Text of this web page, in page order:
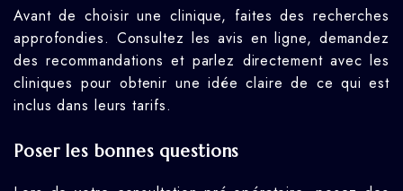
Avant de choisir une clinique, faites des recherches
approfondies. Consultez les avis en ligne, demandez
des recommandations et parlez directement avec les
cliniques pour obtenir une idée claire de ce qui est
inclus dans leurs tarifs.
Poser les bonnes questions